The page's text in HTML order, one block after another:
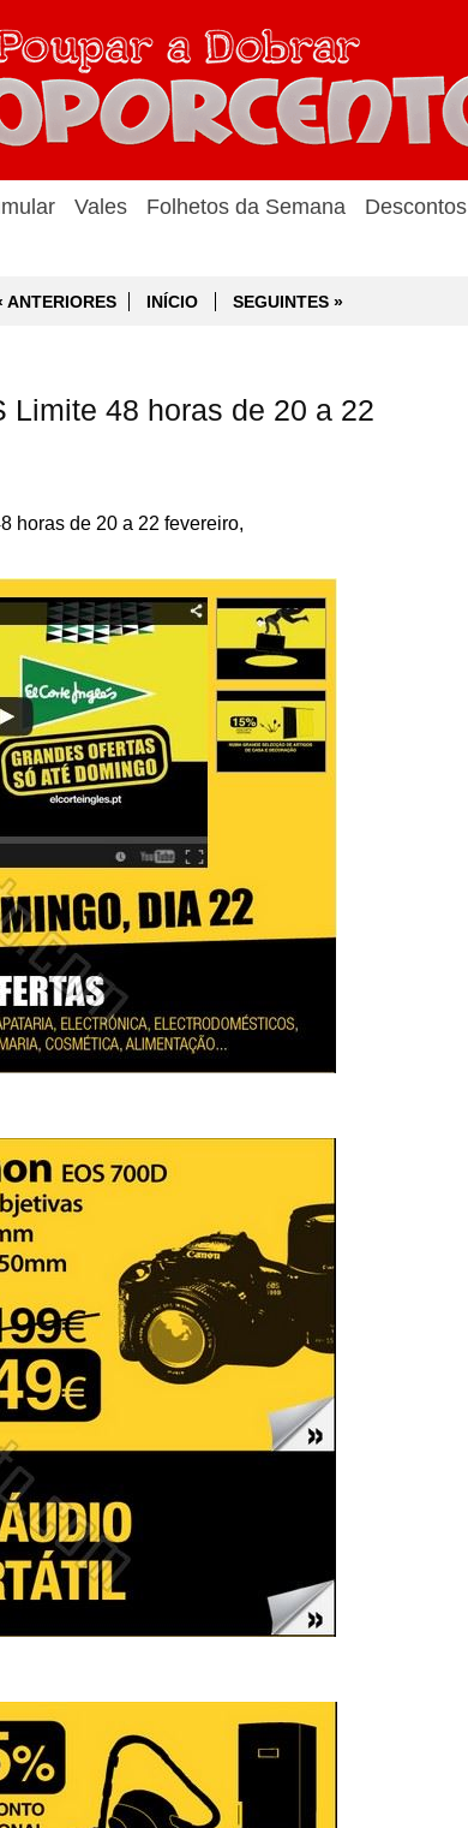
Vales Folhetos da Semana Descontos
ANTERIORES INÍCIO SEGUINTES »
Limite 48 horas de 20 a 22
horas de 20 a 22 fevereiro,